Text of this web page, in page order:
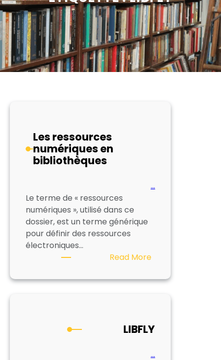
Les ressources
numériques en
bibliothèques
…
Le terme de « ressources
numériques », utilisé dans ce
dossier, est un terme générique
pour définir des ressources
électroniques…
Read More:
ressources
LIBFLY
…